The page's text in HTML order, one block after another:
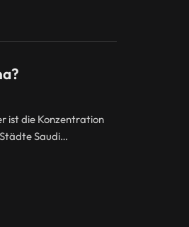
ist die Konzentration
Saudi…